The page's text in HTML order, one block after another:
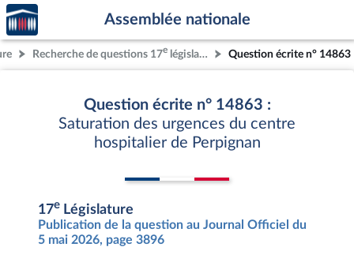
Aller au contenu
Aller en bas de la page
Accèder
à la
page
d'accueil
Assemblée nationale
Recherche de questions 17e législature Question écrite n° 14863
Question écrite n° 14863 :
Saturation des urgences du centre
hospitalier de Perpignan
17e Législature
Publication de la question au Journal Officiel du
5 mai 2026, page 3896